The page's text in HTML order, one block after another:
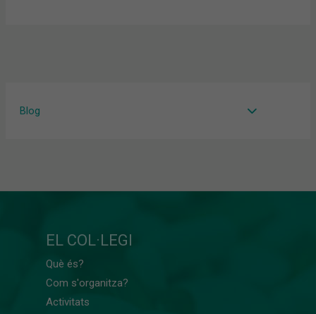
Blog
EL COL·LEGI
Què és?
Com s'organitza?
Activitats